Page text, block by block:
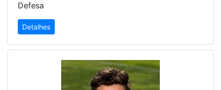
Defesa
Detalhes